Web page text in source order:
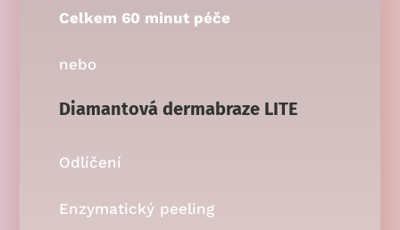
Celkem 60 minut péče
nebo
Diamantová dermabraze LITE
Odlíčení
Enzymatický peeling